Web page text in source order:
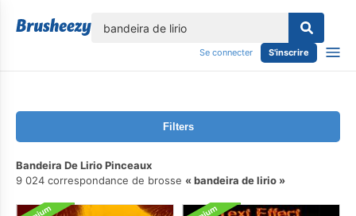
Se connecter S'inscrire
Filters
Bandeira De Lirio Pinceaux
9 024 correspondance de brosse
bandeira de lirio